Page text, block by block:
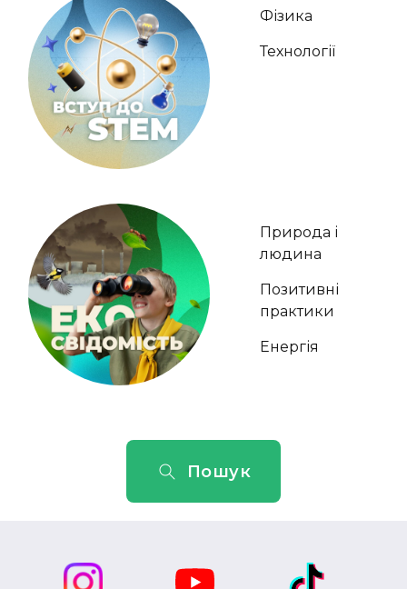
Фізика
Технології
Природа і
людина
Позитивні
практики
Енергія
Пошук